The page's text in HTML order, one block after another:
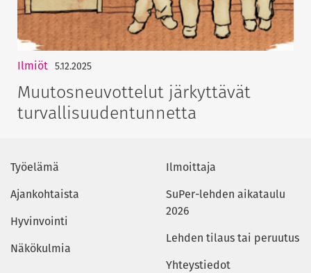
Ilmiöt 5.12.2025
Muutosneuvottelut järkyttävät
turvallisuudentunnetta
Työelämä
Ajankohtaista
Hyvinvointi
Näkökulmia
Ilmoittaja
SuPer-lehden aikataulu
2026
Lehden tilaus tai peruutus
Yhteystiedot